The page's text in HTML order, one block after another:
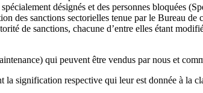
désignés et des personnes bloquées
des sanctions sectorielles tenue par le Bureau
de sanctions, chacune d’entre elles étant
qui peuvent être vendus par nous et
signification respective qui leur est donnée à la